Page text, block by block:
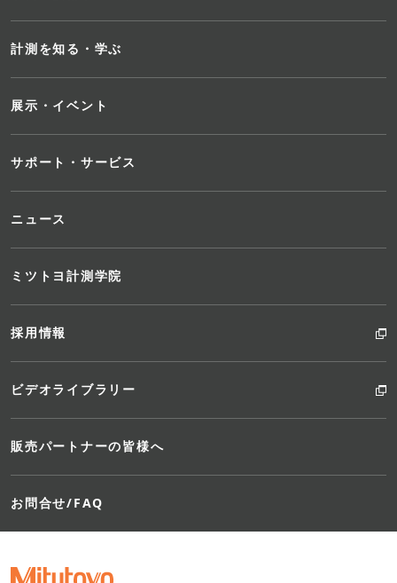
計測を知る・学ぶ
展示・イベント
サポート・サービス
ニュース
ミツトヨ計測学院
採用情報
ビデオライブラリー
販売パートナーの皆様へ
お問合せ/FAQ